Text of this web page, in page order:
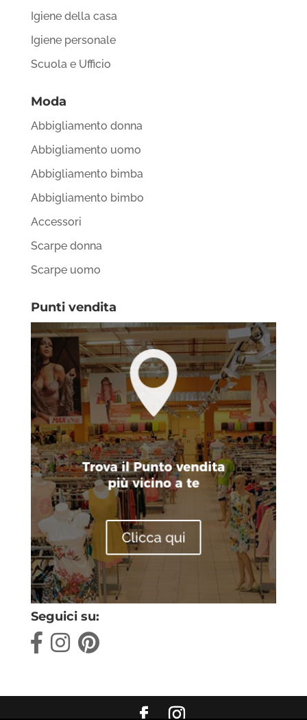
Igiene della casa
Igiene personale
Scuola e Ufficio
Moda
Abbigliamento donna
Abbigliamento uomo
Abbigliamento bimba
Abbigliamento bimbo
Accessori
Scarpe donna
Scarpe uomo
Punti vendita
Seguici su: